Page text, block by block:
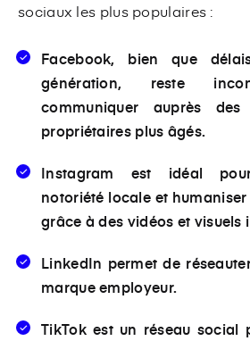
sociaux les plus populaires :
Facebook, bien que
génération, reste
communiquer auprès
propriétaires plus âgés.
Instagram est idéal
notoriété locale et
grâce à des vidéos et visuels
LinkedIn permet de
marque employeur.
TikTok est un réseau social